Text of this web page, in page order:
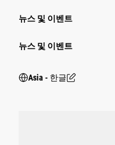
뉴스 및 이벤트
뉴스 및 이벤트
Asia - 한글